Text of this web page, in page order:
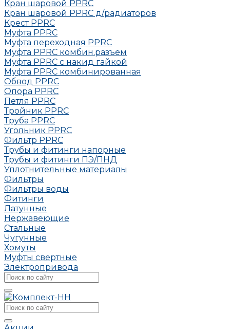
Кран шаровой PPRC
Кран шаровой PPRC д/радиаторов
Крест PPRC
Муфта PPRC
Муфта переходная PPRC
Муфта РРRC комбин.разъем
Муфта PPRC с накид гайкой
Муфта РРRC комбинированная
Обвод РРRC
Опора РРRC
Петля РРRC
Тройник РРRC
Труба РРRC
Угольник РРRC
Фильтр PPRC
Трубы и фитинги напорные
Трубы и фитинги ПЭ/ПНД
Уплотнительные материалы
Фильтры
Фильтры воды
Фитинги
Латунные
Нержавеющие
Стальные
Чугунные
Хомуты
Муфты свертные
Электропривода